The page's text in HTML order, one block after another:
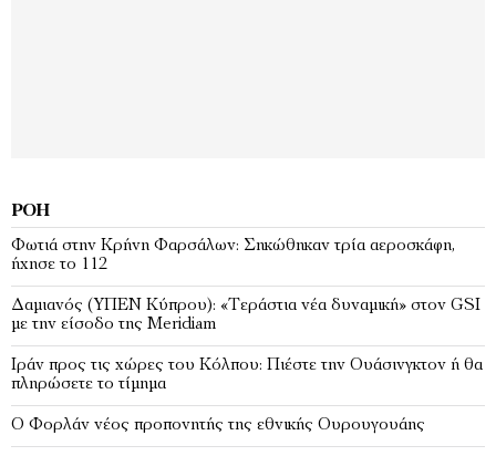
ΡΟΉ
Φωτιά στην Κρήνη Φαρσάλων: Σηκώθηκαν τρία αεροσκάφη,
ήχησε το 112
Δαμιανός (ΥΠΕΝ Κύπρου): «Τεράστια νέα δυναμική» στον GSI
με την είσοδο της Meridiam
Ιράν προς τις χώρες του Κόλπου: Πιέστε την Ουάσινγκτον ή θα
πληρώσετε το τίμημα
Ο Φορλάν νέος προπονητής της εθνικής Ουρουγουάης